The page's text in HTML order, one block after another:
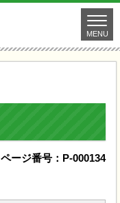
MENU
ページ番号：P-000134